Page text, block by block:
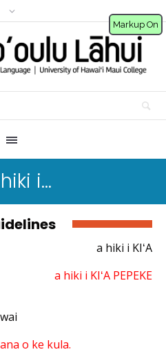
i…
a hiki i KIʻA
a hiki i KIʻA PEPEKE
o ke kula.
Markup On